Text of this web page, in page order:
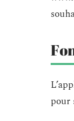
pour